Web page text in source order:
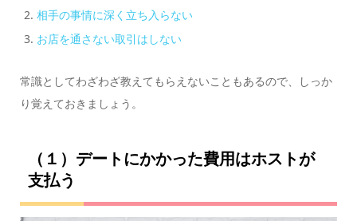
相手の事情に深く立ち入らない
お店を通さない取引はしない
常識としてわざわざ教えてもらえないこともあるので、しっか
り覚えておきましょう。
（１）デートにかかった費用はホストが
支払う